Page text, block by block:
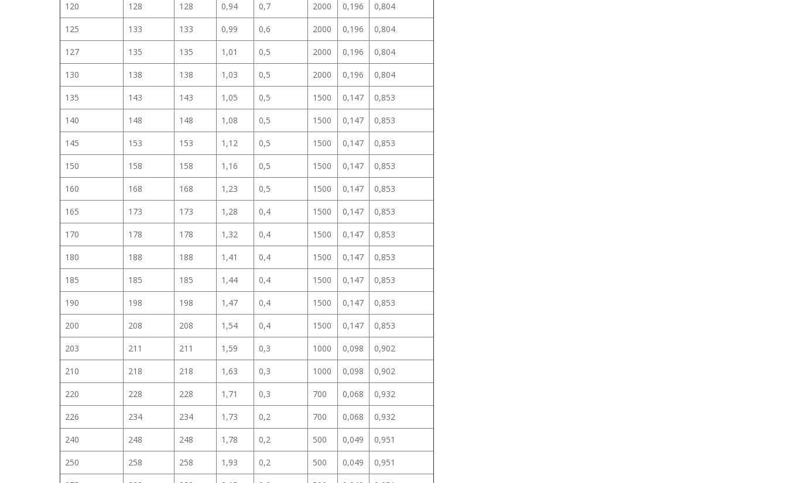
120 128 128 0,94 0,7 2000 0,196 0,804
125 133 133 0,99 0,6 2000 0,196 0,804
127 135 135 1,01 0,5 2000 0,196 0,804
130 138 138 1,03 0,5 2000 0,196 0,804
135 143 143 1,05 0,5 1500 0,147 0,853
140 148 148 1,08 0,5 1500 0,147 0,853
145 153 153 1,12 0,5 1500 0,147 0,853
150 158 158 1,16 0,5 1500 0,147 0,853
160 168 168 1,23 0,5 1500 0,147 0,853
165 173 173 1,28 0,4 1500 0,147 0,853
170 178 178 1,32 0,4 1500 0,147 0,853
180 188 188 1,41 0,4 1500 0,147 0,853
185 185 185 1,44 0,4 1500 0,147 0,853
190 198 198 1,47 0,4 1500 0,147 0,853
200 208 208 1,54 0,4 1500 0,147 0,853
203 211 211 1,59 0,3 1000 0,098 0,902
210 218 218 1,63 0,3 1000 0,098 0,902
220 228 228 1,71 0,3 700 0,068 0,932
226 234 234 1,73 0,2 700 0,068 0,932
240 248 248 1,78 0,2 500 0,049 0,951
250 258 258 1,93 0,2 500 0,049 0,951